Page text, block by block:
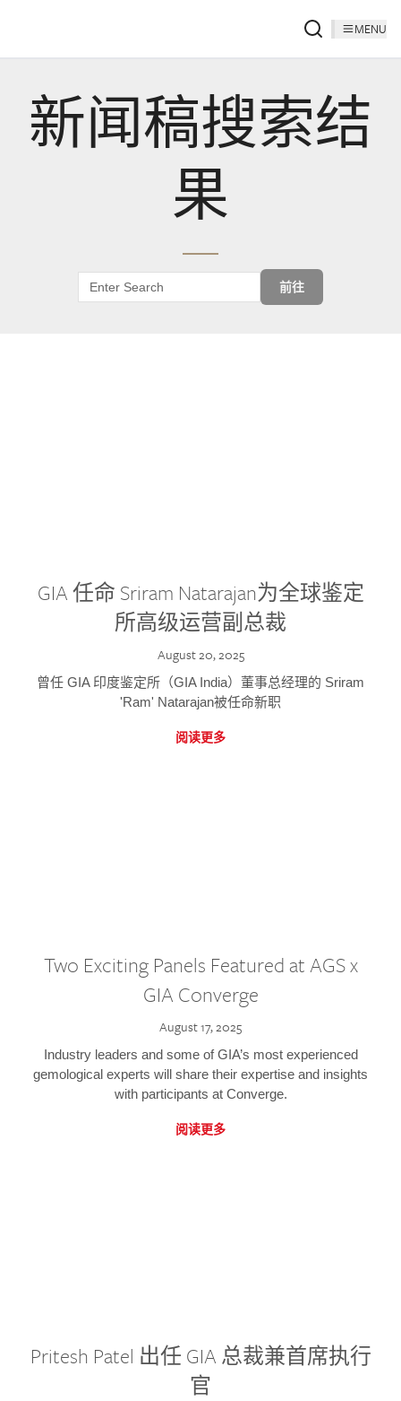
MENU
新闻稿搜索结
果
前往
GIA 任命 Sriram Natarajan为全球鉴定
所高级运营副总裁
August 20, 2025
曾任 GIA 印度鉴定所（GIA India）董事总经理的 Sriram
'Ram' Natarajan被任命新职
阅读更多
Two Exciting Panels Featured at AGS x
GIA Converge
August 17, 2025
Industry leaders and some of GIA’s most experienced
gemological experts will share their expertise and insights
with participants at Converge.
阅读更多
Pritesh Patel 出任 GIA 总裁兼首席执行
官